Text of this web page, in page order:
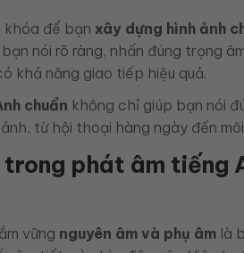
khóa để bạn xây dựng hình ảnh
nói rõ ràng, nhấn đúng trọng
khả năng giao tiếp hiệu quả.
chuẩn không chỉ giúp bạn nói
từ hội thoại hàng ngày đến
trong phát âm tiếng
vững nguyên âm và phụ âm là